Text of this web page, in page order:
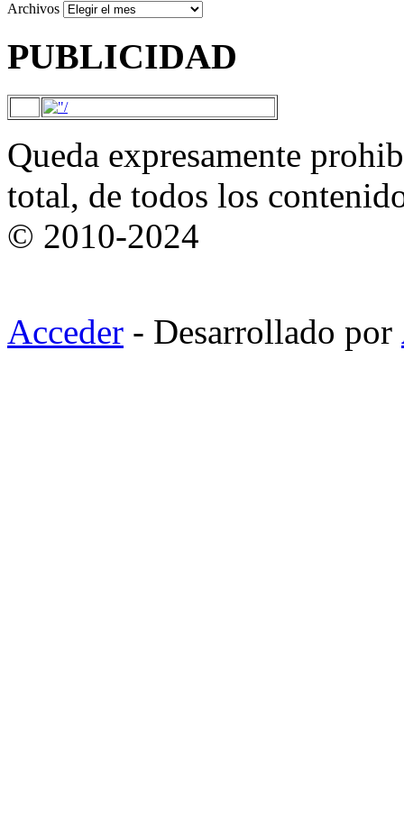
Archivos
PUBLICIDAD
Queda expresamente
total, de todos los
© 2010-2024
Acceder - Desarrollado por